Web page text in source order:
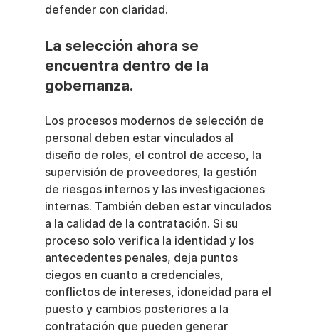
defender con claridad.
La selección ahora se
encuentra dentro de la
gobernanza.
Los procesos modernos de selección de
personal deben estar vinculados al
diseño de roles, el control de acceso, la
supervisión de proveedores, la gestión
de riesgos internos y las investigaciones
internas. También deben estar vinculados
a la calidad de la contratación. Si su
proceso solo verifica la identidad y los
antecedentes penales, deja puntos
ciegos en cuanto a credenciales,
conflictos de intereses, idoneidad para el
puesto y cambios posteriores a la
contratación que pueden generar